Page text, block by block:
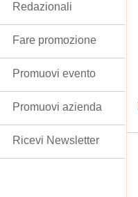
Redazionali
Fare promozione
Promuovi evento
Promuovi azienda
Ricevi Newsletter